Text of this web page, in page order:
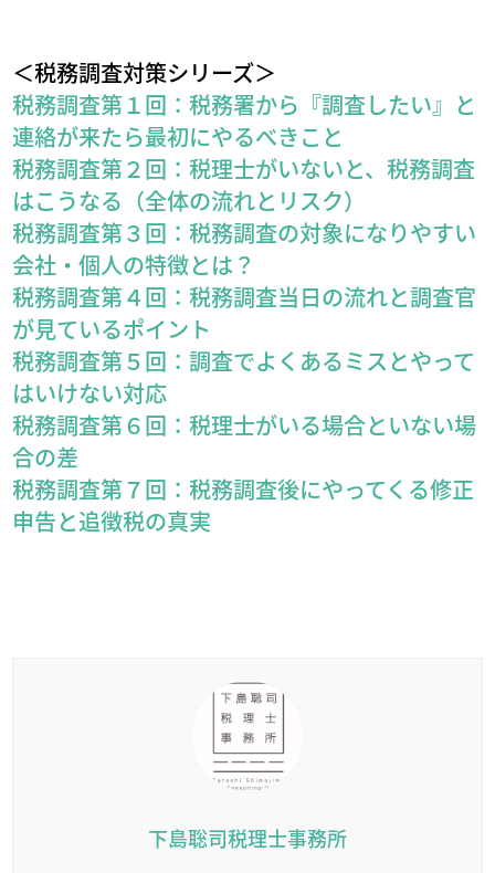
＜税務調査対策シリーズ＞
税務調査第１回：税務署から『調査したい』と
連絡が来たら最初にやるべきこと
税務調査第２回：税理士がいないと、税務調査
はこうなる（全体の流れとリスク）
税務調査第３回：税務調査の対象になりやすい
会社・個人の特徴とは？
税務調査第４回：税務調査当日の流れと調査官
が見ているポイント
税務調査第５回：調査でよくあるミスとやって
はいけない対応
税務調査第６回：税理士がいる場合といない場
合の差
税務調査第７回：税務調査後にやってくる修正
申告と追徴税の真実
下島聡司税理士事務所